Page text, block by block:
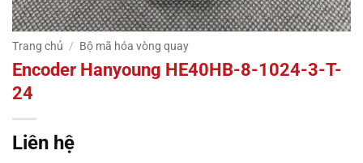
Trang chủ / Bộ mã hóa vòng quay
Encoder Hanyoung HE40HB-8-1024-3-T-
24
Liên hệ